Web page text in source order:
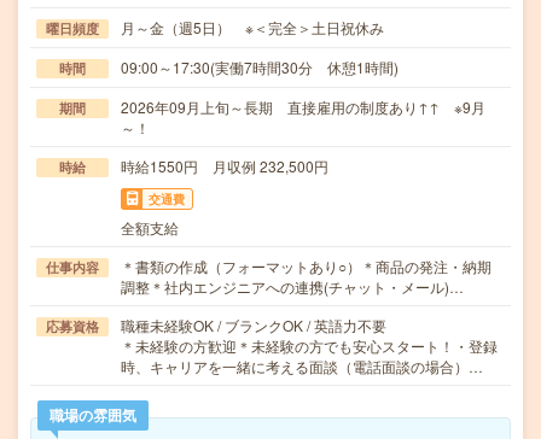
曜日頻度 月～金（週5日） ※＜完全＞土日祝休み
時間 09:00～17:30(実働7時間30分 休憩1時間)
期間
2026年09月上旬～長期 直接雇用の制度あり↑↑ ※9月
～！
時給 時給1550円 月収例 232,500円
交通費
全額支給
仕事内容
＊書類の作成（フォーマットあり○）＊商品の発注・納期
調整＊社内エンジニアへの連携(チャット・メール)…
応募資格
職種未経験OK / ブランクOK / 英語力不要
＊未経験の方歓迎＊未経験の方でも安心スタート！・登録
時、キャリアを一緒に考える面談（電話面談の場合）…
職場の雰囲気